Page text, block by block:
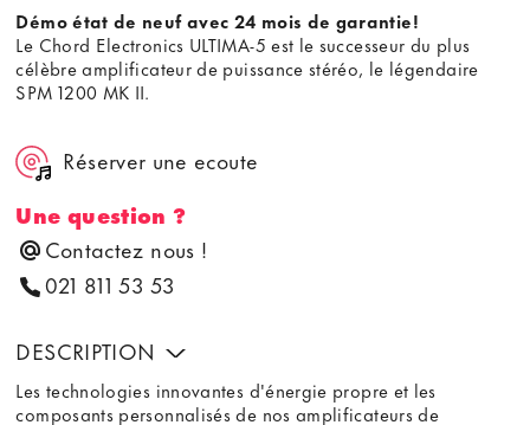
Démo état de neuf avec 24 mois de garantie!
Le Chord Electronics ULTIMA-5 est le successeur du plus
célèbre amplificateur de puissance stéréo, le légendaire
SPM 1200 MK II.
Réserver une ecoute
Une question ?
Contactez nous !
021 811 53 53
DESCRIPTION
Les technologies innovantes d'énergie propre et les
composants personnalisés de nos amplificateurs de